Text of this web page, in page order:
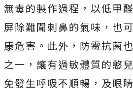
無毒的製作過程，以低甲
屏除難聞刺鼻的氣味，也
康危害。此外，防霉抗菌
之一，讓有過敏體質的憨
免發生呼吸不順暢，及眼